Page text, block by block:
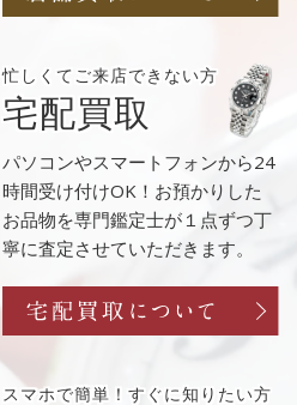
忙しくてご来店できない方
宅配買取
パソコンやスマートフォンから24
時間受け付けOK！お預かりした
お品物を専門鑑定士が１点ずつ丁
寧に査定させていただきます。
スマホで簡単！ すぐに知りたい方